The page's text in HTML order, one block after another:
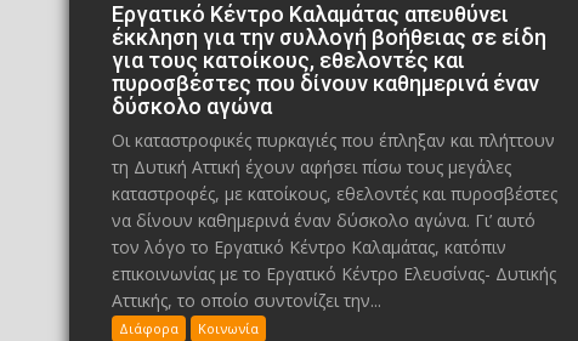
Εργατικό Κέντρο Καλαμάτας απευθύνει
έκκληση για την συλλογή βοήθειας σε είδη
για τους κατοίκους, εθελοντές και
πυροσβέστες που δίνουν καθημερινά έναν
δύσκολο αγώνα
Οι καταστροφικές πυρκαγιές που έπληξαν και πλήττουν
τη Δυτική Αττική έχουν αφήσει πίσω τους μεγάλες
καταστροφές, με κατοίκους, εθελοντές και πυροσβέστες
να δίνουν καθημερινά έναν δύσκολο αγώνα. Γι’ αυτό
τον λόγο το Εργατικό Κέντρο Καλαμάτας, κατόπιν
επικοινωνίας με το Εργατικό Κέντρο Ελευσίνας- Δυτικής
Αττικής, το οποίο συντονίζει την...
Διάφορα Κοινωνία